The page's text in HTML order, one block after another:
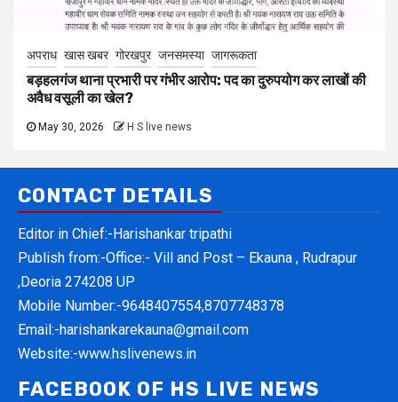
अपराध खास खबर गोरखपुर जनसमस्या जागरूकता
बड़हलगंज थाना प्रभारी पर गंभीर आरोप: पद का दुरुपयोग कर लाखों की
अवैध वसूली का खेल?
May 30, 2026 H S live news
CONTACT DETAILS
Editor in Chief:-Harishankar tripathi
Publish from:-Office:- Vill and Post – Ekauna , Rudrapur
,Deoria 274208 UP
Mobile Number:-9648407554,8707748378
Email:-harishankarekauna@gmail.com
Website:-www.hslivenews.in
FACEBOOK OF HS LIVE NEWS